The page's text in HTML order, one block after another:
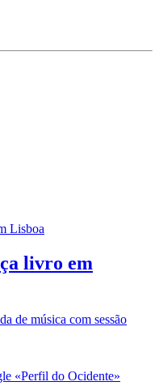
livro em
de música com sessão